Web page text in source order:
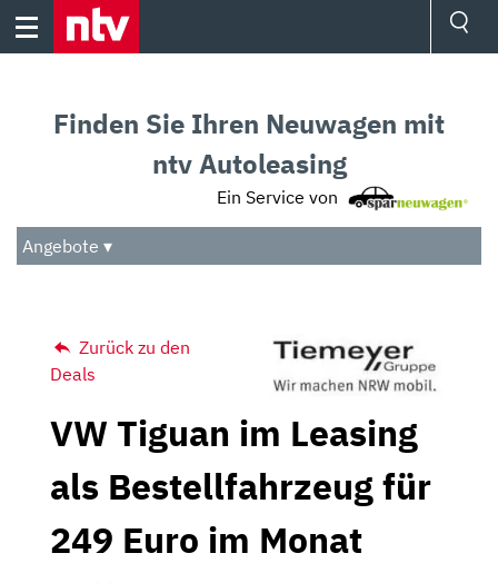
Skip
Audio
Das Beste
Finden Sie Ihren Neuwagen mit
ntv Autoleasing
Ein Service von
Angebote ▾
Zurück zu den
Deals
VW Tiguan im Leasing
als Bestellfahrzeug für
249 Euro im Monat